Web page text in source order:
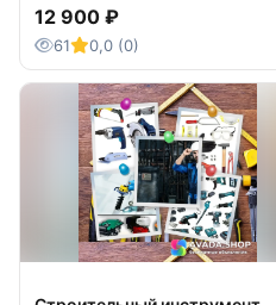
12 900 ₽
61 0,0 (0)